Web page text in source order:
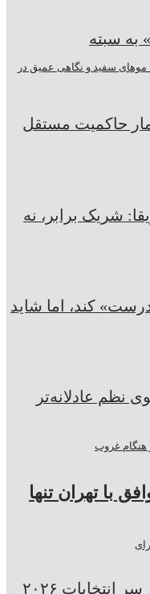
به سبته
حاکمیت مستقل
شریک برابر، نه
کند، اما شاید
نظم عادلانه‌تر
با تهران تنها
سایه سنگین بی‌اعتمادی بر سر انتخابات ۲۰۲۶